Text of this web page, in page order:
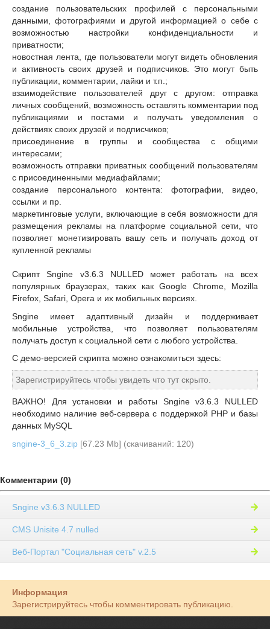
создание пользовательских профилей с персональными
данными, фотографиями и другой информацией о себе с
возможностью настройки конфиденциальности и
приватности;
новостная лента, где пользователи могут видеть обновления
и активность своих друзей и подписчиков. Это могут быть
публикации, комментарии, лайки и т.п.;
взаимодействие пользователей друг с другом: отправка
личных сообщений, возможность оставлять комментарии под
публикациями и постами и получать уведомления о
действиях своих друзей и подписчиков;
присоединение в группы и сообщества с общими
интересами;
возможность отправки приватных сообщений пользователям
с присоединенными медиафайлами;
создание персонального контента: фотографии, видео,
ссылки и пр.
маркетинговые услуги, включающие в себя возможности для
размещения рекламы на платформе социальной сети, что
позволяет монетизировать вашу сеть и получать доход от
купленной рекламы
Скрипт Sngine v3.6.3 NULLED может работать на всех
популярных браузерах, таких как Google Chrome, Mozilla
Firefox, Safari, Opera и их мобильных версиях.
Sngine имеет адаптивный дизайн и поддерживает
мобильные устройства, что позволяет пользователям
получать доступ к социальной сети с любого устройства.
С демо-версией скрипта можно ознакомиться здесь:
Зарегистрируйтесь чтобы увидеть что тут скрыто.
ВАЖНО! Для установки и работы Sngine v3.6.3 NULLED
необходимо наличие веб-сервера с поддержкой PHP и базы
данных MySQL
sngine-3_6_3.zip [67.23 Mb] (cкачиваний: 120)
Комментарии (0)
Sngine v3.6.3 NULLED
CMS Unisite 4.7 nulled
Веб-Портал "Социальная сеть" v.2.5
Информация
Зарегистрируйтесь чтобы комментировать публикацию.